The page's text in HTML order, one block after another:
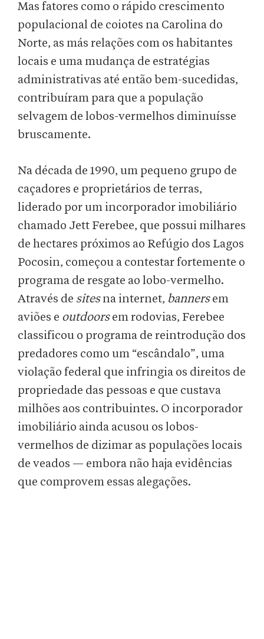
Mas fatores como o rápido crescimento
populacional de coiotes na Carolina do
Norte, as más relações com os habitantes
locais e uma mudança de estratégias
administrativas até então bem-sucedidas,
contribuíram para que a população
selvagem de lobos-vermelhos diminuísse
bruscamente.
Na década de 1990, um pequeno grupo de
caçadores e proprietários de terras,
liderado por um incorporador imobiliário
chamado Jett Ferebee, que possui milhares
de hectares próximos ao Refúgio dos Lagos
Pocosin, começou a contestar fortemente o
programa de resgate ao lobo-vermelho.
Através de sitesna internet, bannersem
aviões e outdoorsem rodovias, Ferebee
classificou o programa de reintrodução dos
predadores como um “escândalo”, uma
violação federal que infringia os direitos de
propriedade das pessoas e que custava
milhões aos contribuintes. O incorporador
imobiliário ainda acusou os lobos-
vermelhos de dizimar as populações locais
de veados — embora não haja evidências
que comprovem essas alegações.